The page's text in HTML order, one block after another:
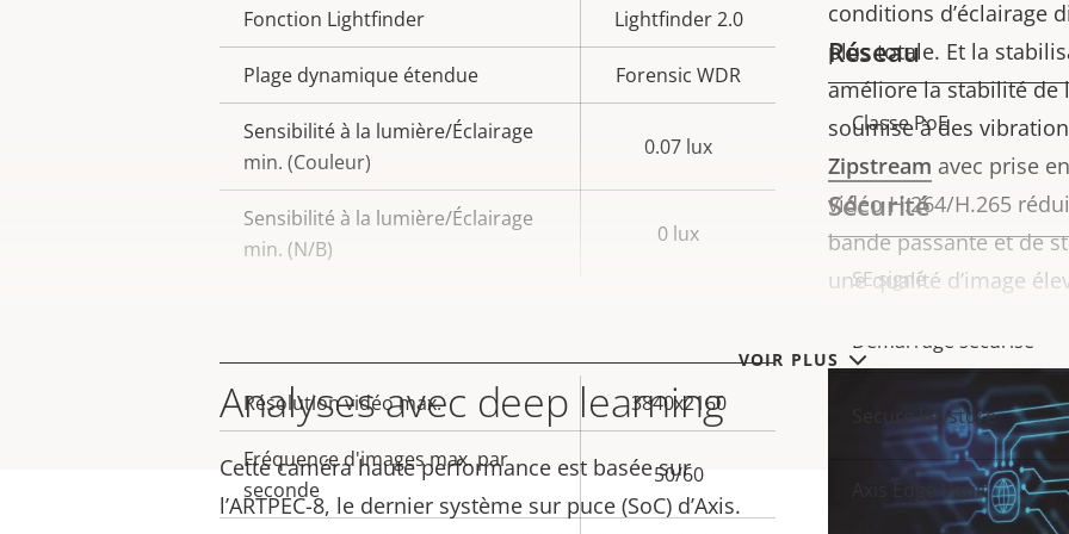
conditions d’éclairage
plus totale. Et la
améliore la stabilité de
soumise à des
Zipstream avec prise
vidéo H.264/H.265
bande passante et de
une qualité d’image
Analyses avec deep learning
Cette caméra haute performance est basée sur
l’ARTPEC-8, le dernier système sur puce (SoC) d’Axis.
VOIR PLUS
Fonction Lightfinder Lightfinder 2.0
Plage dynamique étendue Forensic WDR
Sensibilité à la lumière/Éclairage
min. (Couleur)
0.07 lux
Sensibilité à la lumière/Éclairage
min. (N/B)
0 lux
Description
de la
propriété
Valeur
propriété
Résolution vidéo max. 3840x2160
Fréquence d'images max. par
seconde
50/60
Réseau
Description
de la
propriété
de
Classe PoE
Sécurité
Description
propriété
SE signé
Démarrage sécurisé
Secure keystore
Axis Edge Vault